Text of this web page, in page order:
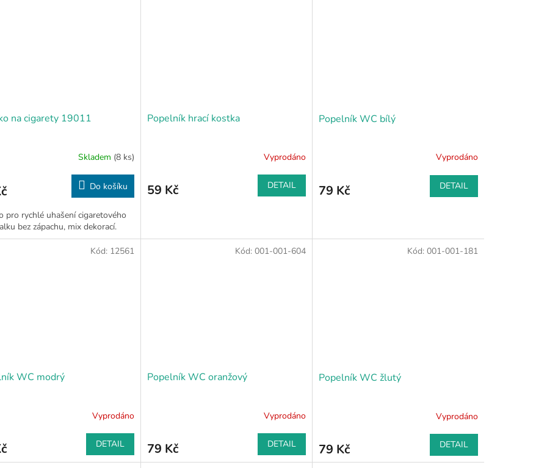
na cigarety 19011
Skladem (8 ks)
Do košíku
pro rychlé uhašení cigaretového
bez zápachu, mix dekorací.
Popelník hrací kostka
Vyprodáno
59 Kč DETAIL
Popelník WC bílý
Vyprodáno
79 Kč DETAIL
WC modrý
Vyprodáno
DETAIL
Kód: 12561
Popelník WC oranžový
Vyprodáno
79 Kč DETAIL
Kód: 001-001-604
Popelník WC žlutý
Vyprodáno
79 Kč DETAIL
Kód: 001-001-181